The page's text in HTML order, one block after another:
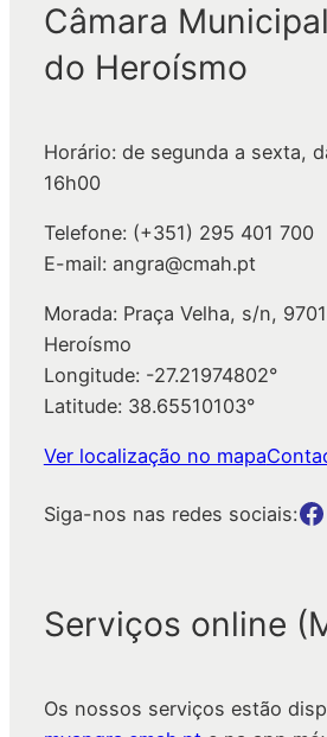
uCâmara
do Heroísmo
Horário: de segunda a sexta,
16h00
Telefone: (+351) 295 401 700
E-mail: angra@cmah.pt
Morada: Praça Velha, s/n,
Heroísmo
Longitude: -27.21974802°
Latitude: 38.65510103°
Ver localização no mapa
Siga-nos nas redes sociais:Botão para a página da autarquia no Facebook
Serviços online
Os nossos serviços estão